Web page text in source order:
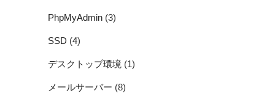
PhpMyAdmin (3)
SSD (4)
デスクトップ環境 (1)
メールサーバー (8)